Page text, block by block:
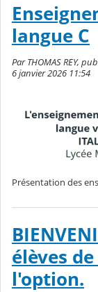
langue C
Par THOMAS REY,
6 janvier 2026 11:54
Présentation des
élèves
l'option.